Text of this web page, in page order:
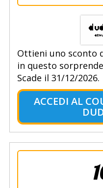
Ottieni uno sconto
in questo
Scade il 31/12/2026.
ACCEDI AL